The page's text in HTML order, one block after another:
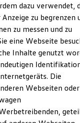
Updates
,
dazu verwendet,
zu begrenzen
zu messen und zu
eine Webseite
Inhalte genutzt
Die
Webseiten oder